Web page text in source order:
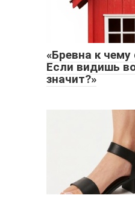
«Бревна к чему
Если видишь
значит?»